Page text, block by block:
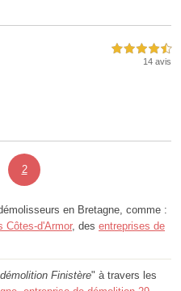
4,5 étoiles sur 5
14 avis
2
en Bretagne, comme :
Côtes-d'Armor, des entreprises de
Finistère" à travers les